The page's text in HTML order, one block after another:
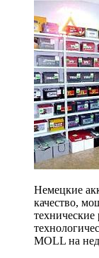
Немецкие
качество,
технические
MOLL на